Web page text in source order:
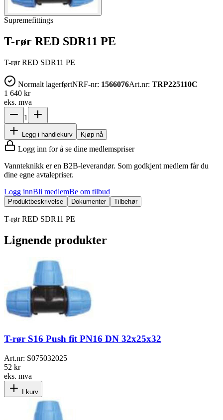
Supremefittings
T-rør RED SDR11 PE
T-rør RED SDR11 PE
Normalt lagerførtNRF-nr: 1566076Art.nr: TRP225110C
1 640 kr
eks. mva
1
Legg i handlekurv Kjøp nå
Logg inn for å se dine medlemspriser
Vannteknikk er en B2B-leverandør. Som godkjent medlem får du
dine egne avtalepriser.
Logg innBli medlemBe om tilbud
Produktbeskrivelse Dokumenter Tilbehør
T-rør RED SDR11 PE
Lignende produkter
T-rør S16 Push fit PN16 DN 32x25x32
Art.nr: S075032025
52 kr
eks. mva
I kurv